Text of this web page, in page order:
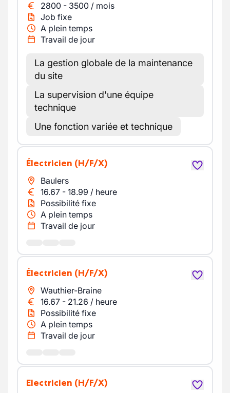
2800 - 3500 / mois
Job fixe
A plein temps
Travail de jour
La gestion globale de la maintenance
du site
La supervision d'une équipe
technique
Une fonction variée et technique
Électricien (H/F/X)
Baulers
16.67 - 18.99 / heure
Possibilité fixe
A plein temps
Travail de jour
Électricien (H/F/X)
Wauthier-Braine
16.67 - 21.26 / heure
Possibilité fixe
A plein temps
Travail de jour
electricien (H/F/X)